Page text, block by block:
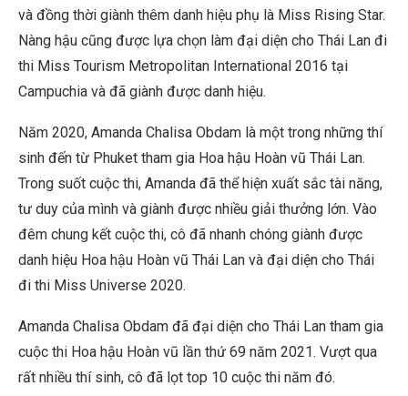
và đồng thời giành thêm danh hiệu phụ là Miss Rising Star.
Nàng hậu cũng được lựa chọn làm đại diện cho Thái Lan đi
thi Miss Tourism Metropolitan International 2016 tại
Campuchia và đã giành được danh hiệu.
Năm 2020, Amanda Chalisa Obdam là một trong những thí
sinh đến từ Phuket tham gia Hoa hậu Hoàn vũ Thái Lan.
Trong suốt cuộc thi, Amanda đã thể hiện xuất sắc tài năng,
tư duy của mình và giành được nhiều giải thưởng lớn. Vào
đêm chung kết cuộc thi, cô đã nhanh chóng giành được
danh hiệu Hoa hậu Hoàn vũ Thái Lan và đại diện cho Thái
đi thi Miss Universe 2020.
Amanda Chalisa Obdam đã đại diện cho Thái Lan tham gia
cuộc thi Hoa hậu Hoàn vũ lần thứ 69 năm 2021. Vượt qua
rất nhiều thí sinh, cô đã lọt top 10 cuộc thi năm đó.